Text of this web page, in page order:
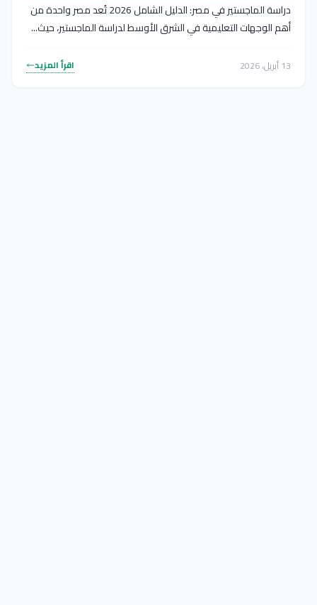
دراسة الماجستير في مصر: الدليل الشامل 2026 تُعد مصر واحدة من
أهم الوجهات التعليمية في الشرق الأوسط لدراسة الماجستير، حيث...
13 أبريل، 2026 اقرأ المزيد